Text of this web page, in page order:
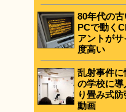
80年代の
PCで動く
アントがサ
度高い
乱射事件に
の学校に
り畳み式
動画